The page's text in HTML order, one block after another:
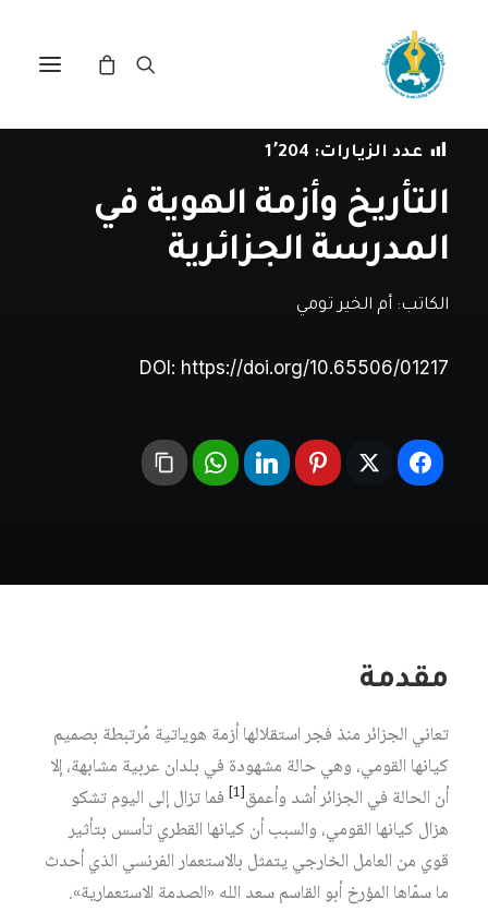
فيدراسات
عدد الزيارات: 1٬204
التأريخ وأزمة الهوية في
المدرسة الجزائرية
الكاتب: أم الخير تومي
DOI: https://doi.org/10.65506/01217
مقدمة
تعاني الجزائر منذ فجر استقلالها أزمة هوياتية مُرتبطة بصميم
كيانها القومي، وهي حالة مشهودة في بلدان عربية مشابهة، إلا
أن الحالة في الجزائر أشد وأعمق‏[1]
فما تزال إلى اليوم تشكو
هزال كيانها القومي، والسبب أن كيانها القطري تأسس بتأثير
قوي من العامل الخارجي يتمثل بالاستعمار الفرنسي الذي أحدث
ما سمّاها المؤرخ أبو القاسم سعد الله «الصدمة الاستعمارية».